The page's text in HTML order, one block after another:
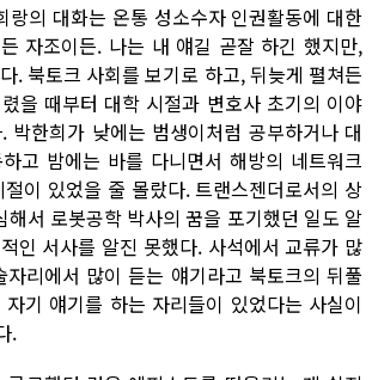
랑의 대화는 온통 성소수자 인권활동에 대한
자조이든. 나는 내 얘길 곧잘 하긴 했지만,
. 북토크 사회를 보기로 하고, 뒤늦게 펼쳐든
을 때부터 대학 시절과 변호사 초기의 이야
박한희가 낮에는 범생이처럼 공부하거나 대
고 밤에는 바를 다니면서 해방의 네트워크
이 있었을 줄 몰랐다. 트랜스젠더로서의 상
해서 로봇공학 박사의 꿈을 포기했던 일도 알
인 서사를 알진 못했다. 사석에서 교류가 많
리에서 많이 듣는 얘기라고 북토크의 뒤풀
기 얘기를 하는 자리들이 있었다는 사실이
.